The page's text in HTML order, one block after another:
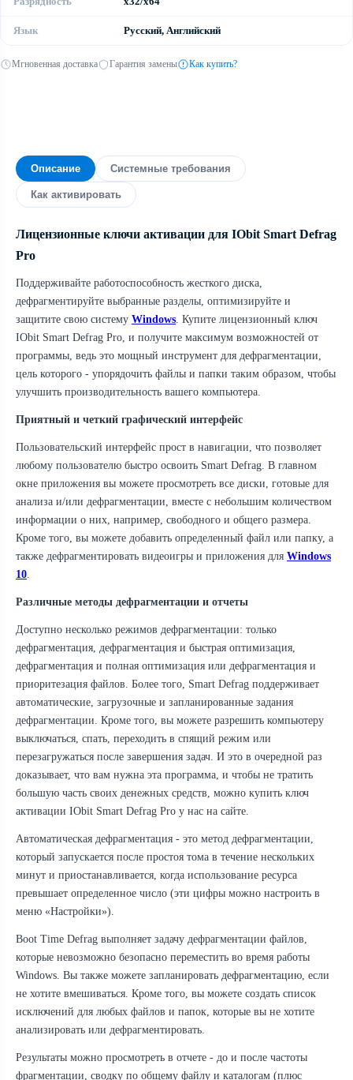
Язык Русский, Английский
Мгновенная доставка Гарантия замены Как купить?
Описание Системные требования
Как активировать
Лицензионные ключи активации для IObit Smart Defrag
Pro
Поддерживайте работоспособность жесткого диска,
дефрагментируйте выбранные разделы, оптимизируйте и
защитите свою систему Windows. Купите лицензионный ключ
IObit Smart Defrag Pro, и получите максимум возможностей от
программы, ведь это мощный инструмент для дефрагментации,
цель которого - упорядочить файлы и папки таким образом, чтобы
улучшить производительность вашего компьютера.
Приятный и четкий графический интерфейс
Пользовательский интерфейс прост в навигации, что позволяет
любому пользователю быстро освоить Smart Defrag. В главном
окне приложения вы можете просмотреть все диски, готовые для
анализа и/или дефрагментации, вместе с небольшим количеством
информации о них, например, свободного и общего размера.
Кроме того, вы можете добавить определенный файл или папку, а
также дефрагментировать видеоигры и приложения для Windows
10.
Различные методы дефрагментации и отчеты
Доступно несколько режимов дефрагментации: только
дефрагментация, дефрагментация и быстрая оптимизация,
дефрагментация и полная оптимизация или дефрагментация и
приоритезация файлов. Более того, Smart Defrag поддерживает
автоматические, загрузочные и запланированные задания
дефрагментации. Кроме того, вы можете разрешить компьютеру
выключаться, спать, переходить в спящий режим или
перезагружаться после завершения задач. И это в очередной раз
доказывает, что вам нужна эта программа, и чтобы не тратить
большую часть своих денежных средств, можно купить ключ
активации IObit Smart Defrag Pro у нас на сайте.
Автоматическая дефрагментация - это метод дефрагментации,
который запускается после простоя тома в течение нескольких
минут и приостанавливается, когда использование ресурса
превышает определенное число (эти цифры можно настроить в
меню «Настройки»).
Boot Time Defrag выполняет задачу дефрагментации файлов,
которые невозможно безопасно переместить во время работы
Windows. Вы также можете запланировать дефрагментацию, если
не хотите вмешиваться. Кроме того, вы можете создать список
исключений для любых файлов и папок, которые вы не хотите
анализировать или дефрагментировать.
Результаты можно просмотреть в отчете - до и после частоты
фрагментации, сводку по общему файлу и каталогам (плюс